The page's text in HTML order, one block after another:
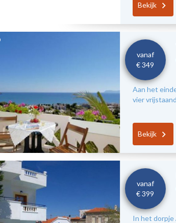
Bekijk
vanaf
€ 349
Aan het
vier
Bekijk
vanaf
€ 399
In het dorpje